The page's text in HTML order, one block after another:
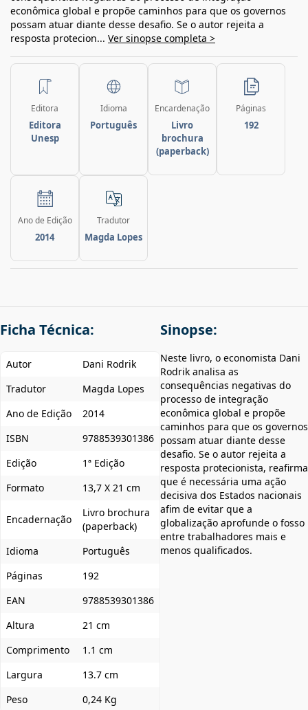
econômica global e propõe caminhos para que os governos
possam atuar diante desse desafio. Se o autor rejeita a
resposta protecion... Ver sinopse completa >
Editora
Editora
Unesp
Idioma
Português
Encardenação
Livro
brochura
(paperback)
Páginas
192
Ano de Edição
2014
Tradutor
Magda Lopes
Ficha Técnica:
Autor
Dani Rodrik
Tradutor
Magda Lopes
Ano de Edição
2014
ISBN
9788539301386
Edição
1ª Edição
Formato
13,7 X 21 cm
Encadernação
Livro brochura
(paperback)
Idioma
Português
Páginas
192
EAN
9788539301386
Altura
21 cm
Comprimento
1.1 cm
Largura
13.7 cm
Peso
0,24 Kg
Sinopse:
Neste livro, o economista Dani
Rodrik analisa as
consequências negativas do
processo de integração
econômica global e propõe
caminhos para que os governos
possam atuar diante desse
desafio. Se o autor rejeita a
resposta protecionista, reafirma
que é necessária uma ação
decisiva dos Estados nacionais
afim de evitar que a
globalização aprofunde o fosso
entre trabalhadores mais e
menos qualificados.